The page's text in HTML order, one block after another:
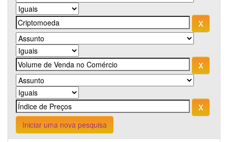
Iniciar uma nova pesquisa